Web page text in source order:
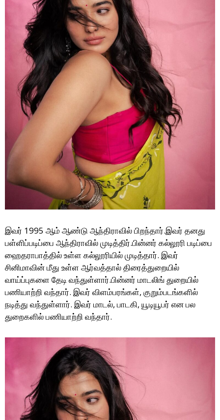
இவர் 1995 ஆம் ஆண்டு ஆந்திராவில் பிறந்தார்.இவர் தனது
பள்ளிப்படிப்பை ஆந்திராவில் முடித்திர்.பின்னர் கல்லூரி படிப்பை
ஹைதராபாத்தில் உள்ள கல்லூரியில் முடித்தார். இவர்
சினிமாவின் மீது உள்ள ஆர்வத்தால் திரைத்துறையில்
வாய்ப்புகளை தேடி வந்துள்ளார்.பின்னர் மாடலிங் துறையில்
பணியாற்றி வந்தார். இவர் விளம்பரங்கள், குறும்படங்களில்
நடித்து வந்துள்ளார். இவர் மாடல், பாடகி, யூடியூபர் என பல
துறைகளில் பணியாற்றி வந்தார்.